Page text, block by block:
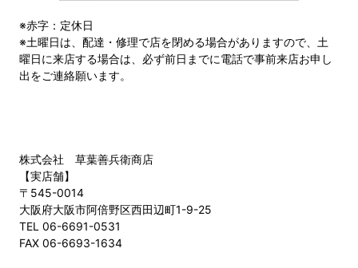
※赤字：定休日
※土曜日は、配達・修理で店を閉める場合がありますので、土
曜日に来店する場合は、必ず前日までに電話で事前来店お申し
出をご連絡願います。
株式会社 草葉善兵衛商店
【実店舗】
〒545-0014
大阪府大阪市阿倍野区西田辺町1-9-25
TEL 06-6691-0531
FAX 06-6693-1634